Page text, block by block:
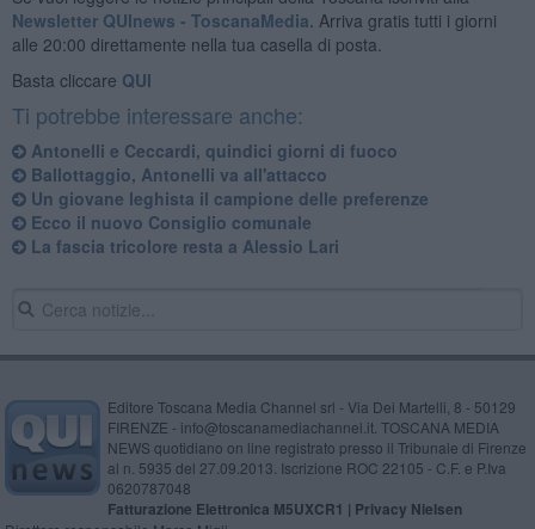
Newsletter QUInews - ToscanaMedia. Arriva gratis tutti i giorni
alle 20:00 direttamente nella tua casella di posta.
Basta cliccare QUI
Ti potrebbe interessare anche:
Antonelli e Ceccardi, quindici giorni di fuoco
Ballottaggio, Antonelli va all'attacco
Un giovane leghista il campione delle preferenze
Ecco il nuovo Consiglio comunale
La fascia tricolore resta a Alessio Lari
Editore Toscana Media Channel srl - Via Dei Martelli, 8 - 50129
FIRENZE - info@toscanamediachannel.it. TOSCANA MEDIA
NEWS quotidiano on line registrato presso il Tribunale di Firenze
al n. 5935 del 27.09.2013. Iscrizione ROC 22105 - C.F. e P.Iva
0620787048
Fatturazione Elettronica M5UXCR1 | Privacy Nielsen